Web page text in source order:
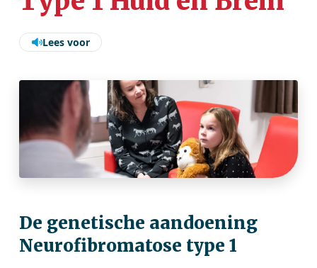
Lees voor
De genetische aandoening
Neurofibromatose type 1